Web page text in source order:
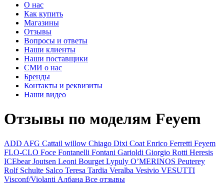
О нас
Как купить
Магазины
Отзывы
Вопросы и ответы
Наши клиенты
Наши поставщики
СМИ о нас
Бренды
Контакты и реквизиты
Наши видео
Отзывы по моделям Feyem
ADD AFG Cattail willow Chiago Dixi Coat Enrico Ferretti Feyem
FLO-CLO Foce Fontanelli Fontani Garioldi Giorgio Rotti Heresis
ICEbearJoutsen Leoni Bourget Lypuly O’MERINOS Peuterey
Rolf Schulte Salco Teresa Tardia Veralba Vesivio VESUTTI
Visconf/Violanti Албана Все отзывы